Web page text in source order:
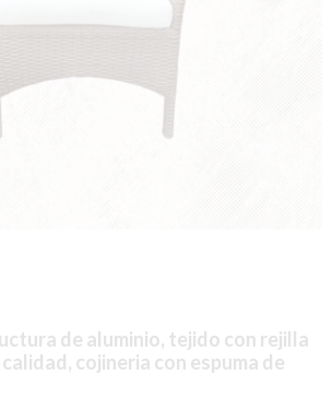
de aluminio, tejido con rejilla
cojineria con espuma de